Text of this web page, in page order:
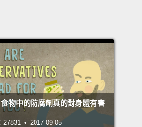
of the videos over here
show highlights, and digital
來看我們的 YouTube 頻道。
這邊任何一部影片，以收看最
位獨家影片。謝謝收看。
食物中的防腐劑真的對身體有害
27831 • 2017-09-05